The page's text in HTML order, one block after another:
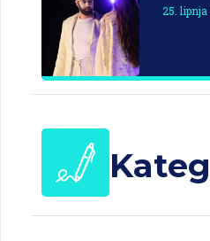
25. lipnja